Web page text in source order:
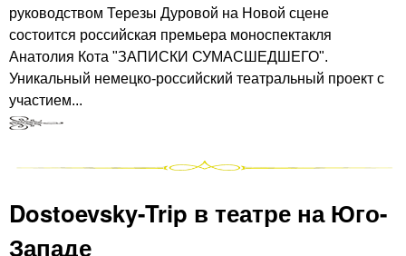
руководством Терезы Дуровой на Новой сцене
состоится российская премьера моноспектакля
Анатолия Кота "ЗАПИСКИ СУМАСШЕДШЕГО".
Уникальный немецко-российский театральный проект с
участием...
Dostoevsky-Trip в театре на Юго-
Западе